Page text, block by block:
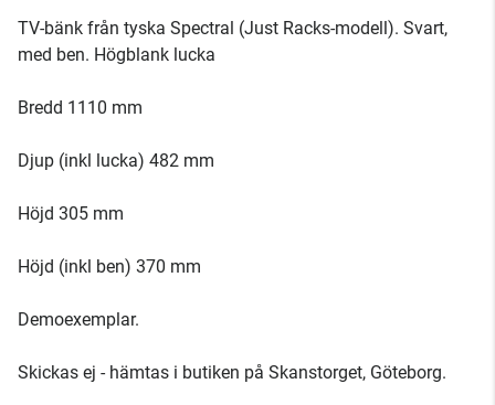
TV-bänk från tyska Spectral (Just Racks-modell). Svart,
med ben. Högblank lucka
Bredd 1110 mm
Djup (inkl lucka) 482 mm
Höjd 305 mm
Höjd (inkl ben) 370 mm
Demoexemplar.
Skickas ej - hämtas i butiken på Skanstorget, Göteborg.